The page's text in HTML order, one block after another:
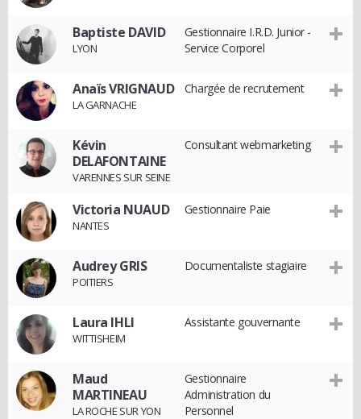
Baptiste DAVID
LYON
Gestionnaire I.R.D. Junior -
Service Corporel
Anaïs VRIGNAUD
LA GARNACHE
Chargée de recrutement
Kévin
DELAFONTAINE
VARENNES SUR SEINE
Consultant webmarketing
Victoria NUAUD
NANTES
Gestionnaire Paie
Audrey GRIS
POITIERS
Documentaliste stagiaire
Laura IHLI
WITTISHEIM
Assistante gouvernante
Maud
MARTINEAU
LA ROCHE SUR YON
Gestionnaire
Administration du
Personnel